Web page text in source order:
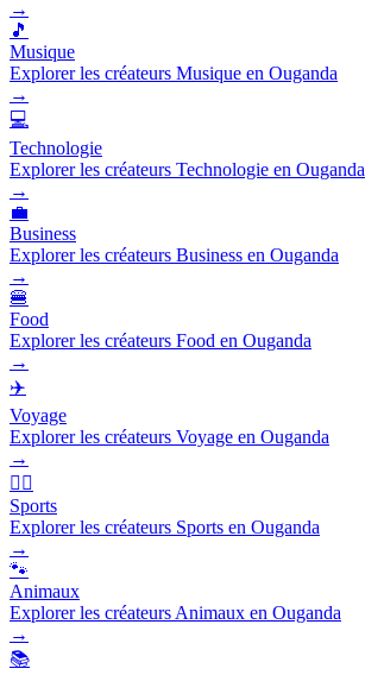
→
🎵
Musique
Explorer les créateurs Musique en Ouganda
→
💻
Technologie
Explorer les créateurs Technologie en Ouganda
→
💼
Business
Explorer les créateurs Business en Ouganda
→
🍔
Food
Explorer les créateurs Food en Ouganda
→
✈️
Voyage
Explorer les créateurs Voyage en Ouganda
→
🏃‍♂️
Sports
Explorer les créateurs Sports en Ouganda
→
🐾
Animaux
Explorer les créateurs Animaux en Ouganda
→
📚